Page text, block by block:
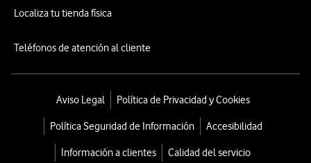
Localiza tu tienda física
Teléfonos de atención al cliente
Aviso Legal Política de Privacidad y Cookies
Política Seguridad de Información Accesibilidad
Información a clientes Calidad del servicio